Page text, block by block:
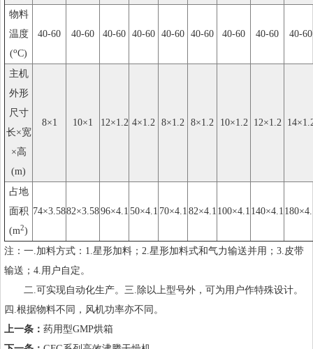
物料
温度
(oC)
40-60 40-60 40-60 40-60 40-60 40-60 40-60 40-60 40-60
主机
外形
尺寸
长×宽
×高
(m)
8×1 10×1 12×1.2 4×1.2 8×1.2 8×1.2 10×1.2 12×1.2
占地
面积
(m2)
74×3.5882×3.5896×4.1 50×4.1 70×4.1 82×4.1 100×4.1 140×4.1
注：一.加料方式：1.星形加料；2.星形加料式和气力输送并用；3.皮带
输送；4.用户自定。
二.可实现自动化生产。三.除以上型号外，可为用户作特殊设计。
四.根据物料不同，风机功率亦不同。
上一条： 药用型GMP烘箱